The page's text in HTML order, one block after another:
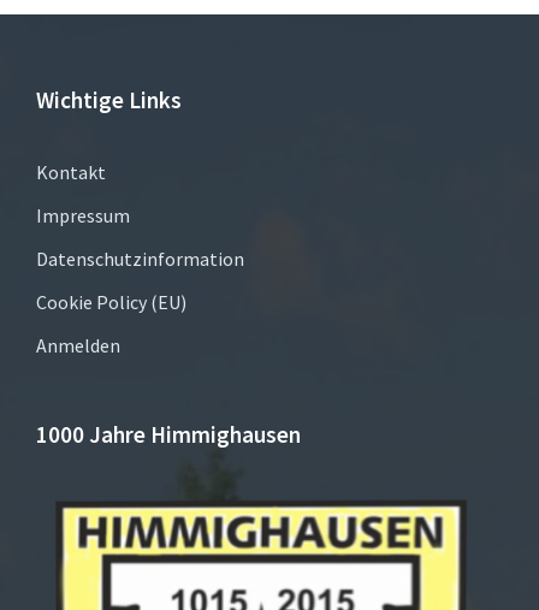
Wichtige Links
Kontakt
Impressum
Datenschutzinformation
Cookie Policy (EU)
Anmelden
1000 Jahre Himmighausen